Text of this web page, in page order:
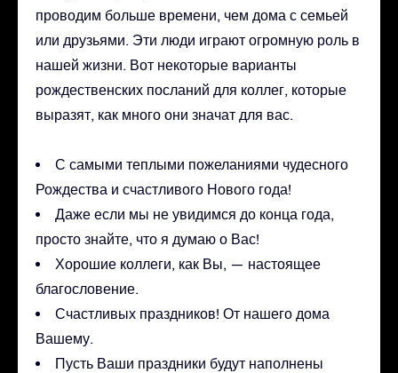
проводим больше времени, чем дома с семьей
или друзьями. Эти люди играют огромную роль в
нашей жизни. Вот некоторые варианты
рождественских посланий для коллег, которые
выразят, как много они значат для вас.
С самыми теплыми пожеланиями чудесного
Рождества и счастливого Нового года!
Даже если мы не увидимся до конца года,
просто знайте, что я думаю о Вас!
Хорошие коллеги, как Вы, — настоящее
благословение.
Счастливых праздников! От нашего дома
Вашему.
Пусть Ваши праздники будут наполнены